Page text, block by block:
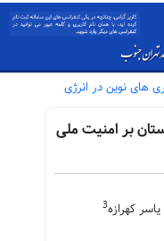
های نوین در انرژی
بر امنیت ملی
یاسر کهرازه3